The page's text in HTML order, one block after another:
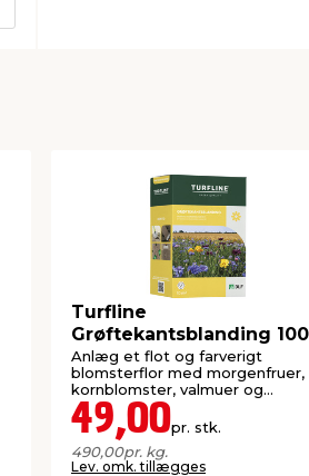
Turfline
Grøftekantsblanding 100
gram
Anlæg et flot og farverigt
blomsterflor med morgenfruer,
kornblomster, valmuer og
solsikker.
49,00pr. stk.
490,00pr. kg.
Lev. omk. tillægges